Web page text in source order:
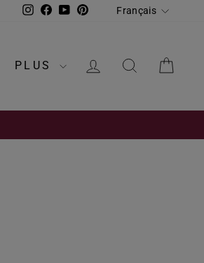
Instagram
Facebook
YouTubePinterestLANGUE
Français
PLUS SE